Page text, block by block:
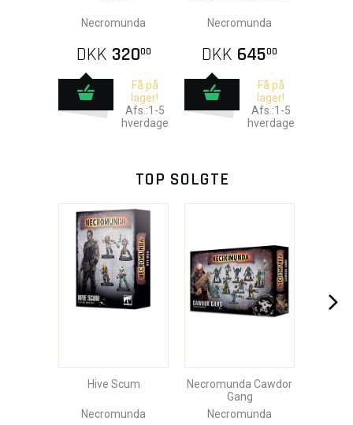
Necromunda
DKK 32000
Få på
lager!
Afs.:1-5
hverdage
Necromunda
DKK 64500
Få på
lager!
Afs.:1-5
hverdage
TOP SOLGTE
Hive Scum
Necromunda
Necromunda Cawdor
Gang
Necromunda